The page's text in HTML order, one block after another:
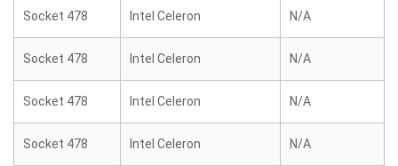
Socket 478 Intel Celeron N/A
Socket 478 Intel Celeron N/A
Socket 478 Intel Celeron N/A
Socket 478 Intel Celeron N/A